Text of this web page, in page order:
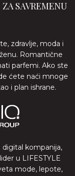
SAVREMENU
zdravlje, moda i
Romantične
parfemi. Ako ste
ćete naći mnoge
i plan ishrane.
digital kompanija,
u LIFESTYLE
mode, lepote,